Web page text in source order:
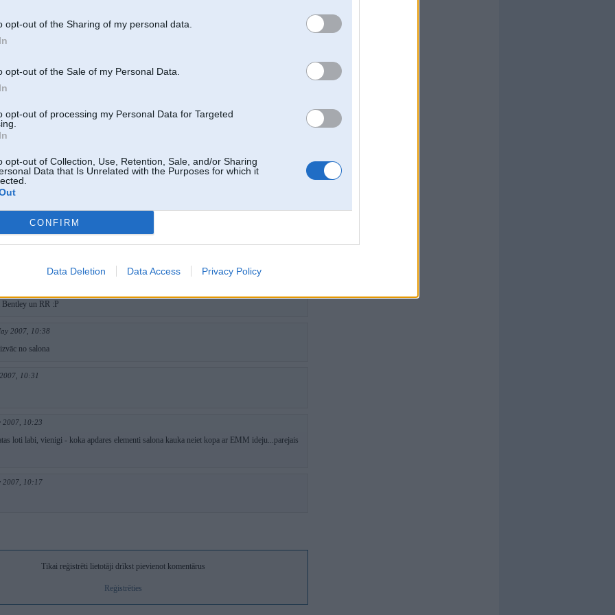
opt-out of the Sharing of my personal data.
opt-out of the Sale of my Personal Data.
opt-out of processing my Personal Data for Targeted
opt-out of Collection, Use, Retention, Sale, and/or Sharing
Data that Is Unrelated with the Purposes for which it
CONFIRM
Data Deletion Data Access Privacy Policy
jautājums....
nosaka Individual... Krāsa the best īstenībā...
krāsa?
May 2007, 13:00
nieka 29 k EUR
Bentley un RR :P
2007, 10:38
no salona
10:31
2007, 10:23
loti labi, vienigi - koka apdares elementi salona kauka neiet kopa ar EMM ideju...parejais
2007, 10:17
Tikai reģistrēti lietotāji drīkst pievienot komentārus
Reģistrēties